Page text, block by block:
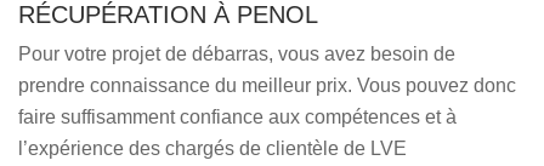
RÉCUPÉRATION À PENOL
Pour votre projet de débarras, vous avez besoin de
prendre connaissance du meilleur prix. Vous pouvez donc
faire suffisamment confiance aux compétences et à
l’expérience des chargés de clientèle de LVE